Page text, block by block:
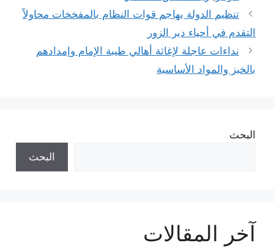
تنظيم الدولة يهاجم قوات النظام بالمفخخات محاولاً
التقدم في أحياء دير الزور
نداءات عاجلة لإغاثة أهالي طيبة الإمام وإمدادهم
بالخبز والمواد الأساسية
البحث
البحث
آخر المقالات